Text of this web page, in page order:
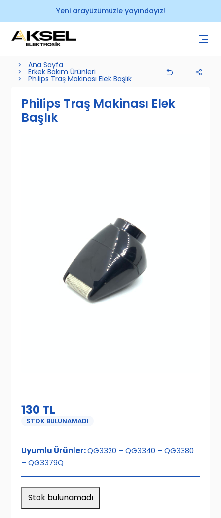
Yeni arayüzümüzle yayındayız!
Ana Sayfa
Erkek Bakım Ürünleri
Philips Traş Makinası Elek Başlık
Philips Traş Makinası Elek
Başlık
130 TL
STOK BULUNAMADI
Uyumlu Ürünler:QG3320 – QG3340 – QG3380
– QG3379Q
Stok bulunamadı